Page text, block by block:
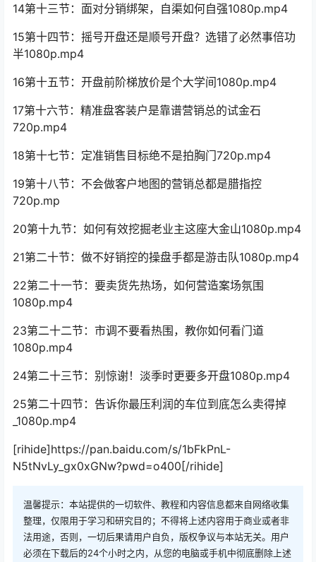
14第十三节：面对分销绑架，自渠如何自强1080p.mp4
15第十四节：摇号开盘还是顺号开盘？选错了必然事倍功
半1080p.mp4
16第十五节：开盘前阶梯放价是个大学间1080p.mp4
17第十六节：精准盘客装户是靠谱营销总的试金石
720p.mp4
18第十七节：定准销售目标绝不是拍胸门720p.mp4
19第十八节：不会做客户地图的营销总都是腊指控
720p.mp
20第十九节：如何有效挖掘老业主这座大金山1080p.mp4
21第二十节：做不好销控的操盘手都是游击队1080p.mp4
22第二十一节：要卖货先热场，如何营造案场氛围
1080p.mp4
23第二十二节：市调不要看热围，教你如何看门道
1080p.mp4
24第二十三节：别惊谢！淡季时更要多开盘1080p.mp4
25第二十四节：告诉你最压利润的车位到底怎么卖得掉
_1080p.mp4
[rihide]https://pan.baidu.com/s/1bFkPnL-
N5tNvLy_gx0xGNw?pwd=o400[/rihide]
温馨提示：本站提供的一切软件、教程和内容信息都来自网络收集
整理，仅限用于学习和研究目的；不得将上述内容用于商业或者非
法用途，否则，一切后果请用户自负，版权争议与本站无关。用户
必须在下载后的24个小时之内，从您的电脑或手机中彻底删除上述